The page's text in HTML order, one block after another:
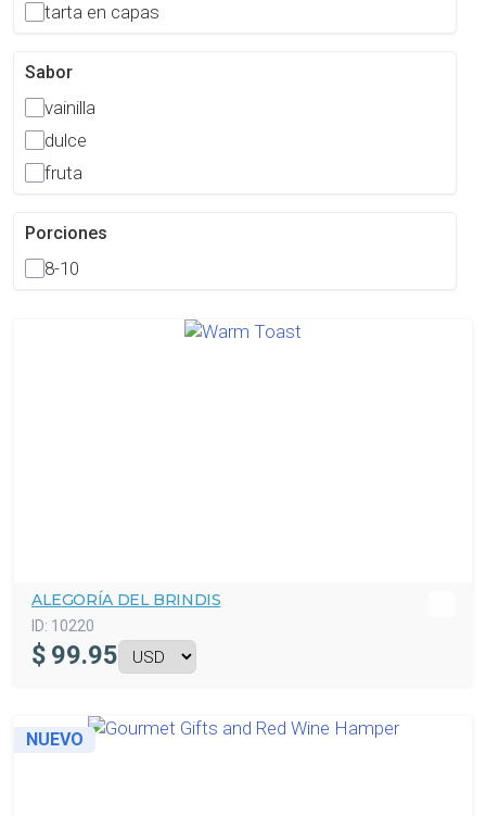
tarta en capas
Sabor
vainilla
dulce
fruta
Porciones
8-10
ALEGORÍA DEL BRINDIS
ID: 10220
$ 99.95
NUEVO